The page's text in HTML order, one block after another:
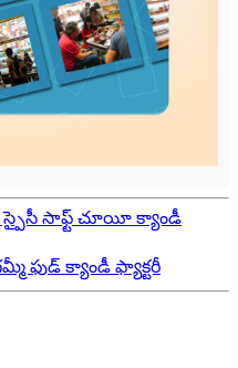
స్పైసీ సాఫ్ట్ చూయీ క్యాండీ
ఫుడ్ క్యాండీ ఫ్యాక్టరీ